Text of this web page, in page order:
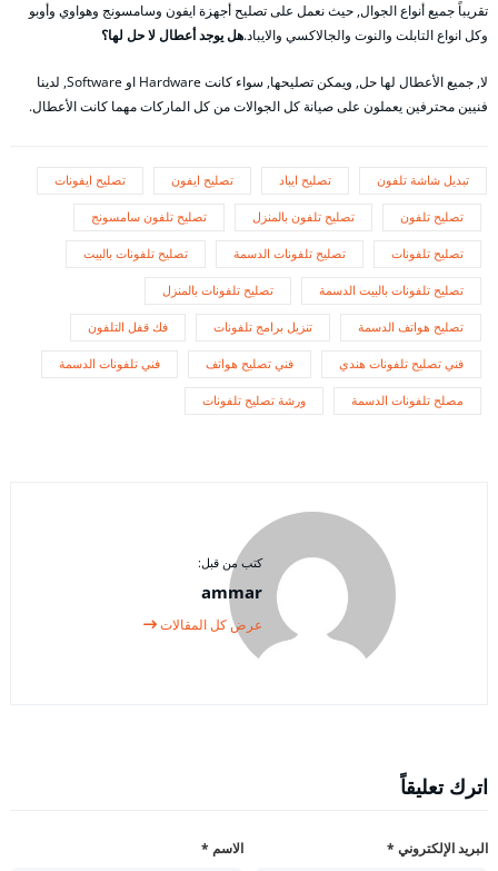
تقريباً جميع أنواع الجوال, حيث نعمل على تصليح أجهزة ايفون وسامسونج وهواوي وأوبو
وكل انواع التابلت والنوت والجالاكسي والايباد.هل يوجد أعطال لا حل لها؟
لا, جميع الأعطال لها حل, ويمكن تصليحها, سواء كانت Hardware او Software, لدينا
فنيين محترفين يعملون على صيانة كل الجوالات من كل الماركات مهما كانت الأعطال.
تبديل شاشة تلفون تصليح ايباد تصليح ايفون تصليح ايفونات
تصليح تلفون تصليح تلفون بالمنزل تصليح تلفون سامسونج
تصليح تلفونات تصليح تلفونات الدسمة تصليح تلفونات بالبيت
تصليح تلفونات بالبيت الدسمة تصليح تلفونات بالمنزل
تصليح هواتف الدسمة تنزيل برامج تلفونات فك قفل التلفون
فني تصليح تلفونات هندي فني تصليح هواتف فني تلفونات الدسمة
مصلح تلفونات الدسمة ورشة تصليح تلفونات
كتب من قبل:
ammar
عرض كل المقالات
اترك تعليقاً
الاسم * البريد الإلكتروني *